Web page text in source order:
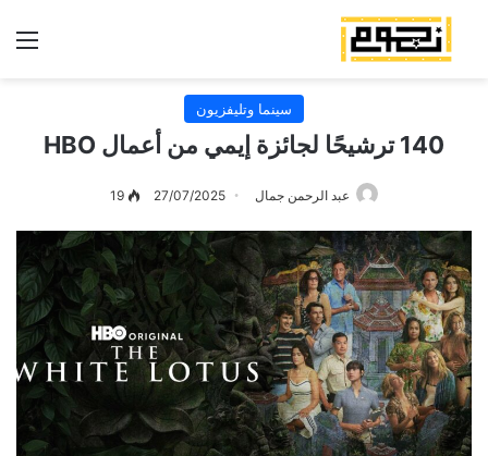
سينما وتليفزيون
140 ترشيحًا لجائزة إيمي من أعمال HBO
عبد الرحمن جمال 27/07/2025
19